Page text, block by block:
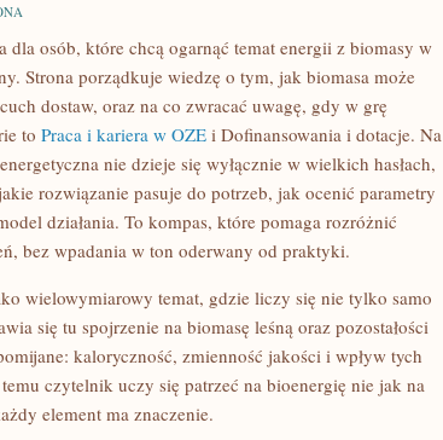
dla osób, które chcą ogarnąć temat energii z biomasy w
Strona porządkuje wiedzę o tym, jak biomasa może
dostaw, oraz na co zwracać uwagę, gdy w grę
to Praca i kariera w OZE i Dofinansowania i dotacje. Na
nie dzieje się wyłącznie w wielkich hasłach,
rozwiązanie pasuje do potrzeb, jak ocenić parametry
działania. To kompas, które pomaga rozróżnić
bez wpadania w ton oderwany od praktyki.
wielowymiarowy temat, gdzie liczy się nie tylko samo
się tu spojrzenie na biomasę leśną oraz pozostałości
kaloryczność, zmienność jakości i wpływ tych
czytelnik uczy się patrzeć na bioenergię nie jak na
element ma znaczenie.